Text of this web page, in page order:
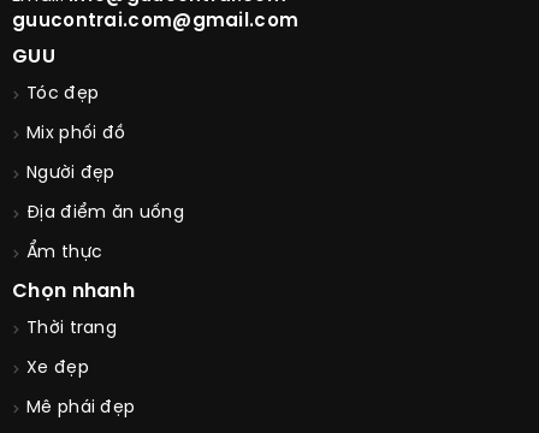
guucontrai.com@gmail.com
GUU
Tóc đẹp
Mix phối đồ
Người đẹp
Địa điểm ăn uống
Ẩm thực
Chọn nhanh
Thời trang
Xe đẹp
Mê phái đẹp